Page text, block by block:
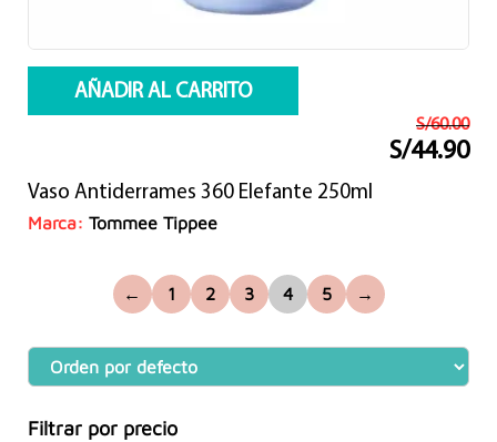
AÑADIR AL CARRITO
S/60.00
original
S/44.90
actual
Vaso Antiderrames 360 Elefante 250ml
Marca: Tommee Tippee
← 1 2 3 4 5 →
Filtrar por precio